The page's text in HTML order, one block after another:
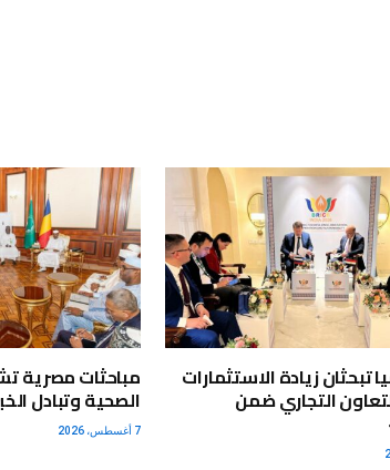
تبحثان زيادة الاستثمارات
التجاري ضمن
مباحثات مصرية
الصحية وتبادل
7 أغسطس، 2026